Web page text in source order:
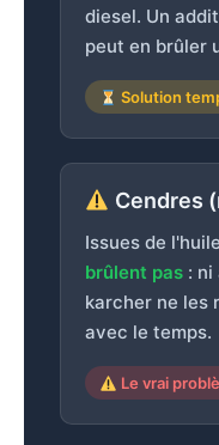
diesel. Un
peut en brûler
Solution
Cendres
Issues de
brûlent pas :
karcher ne les
avec le temps.
Le vrai